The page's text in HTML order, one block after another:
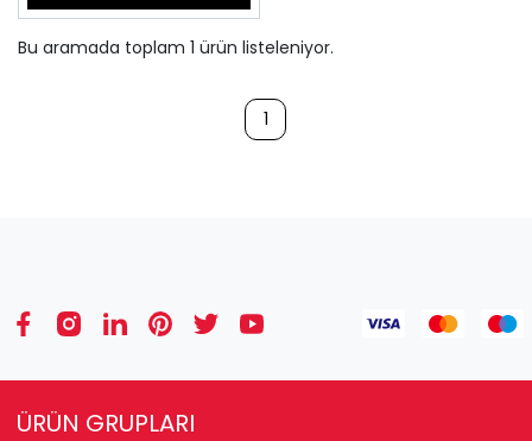
Bu aramada toplam 1 ürün listeleniyor.
1
ÜRÜN GRUPLARI